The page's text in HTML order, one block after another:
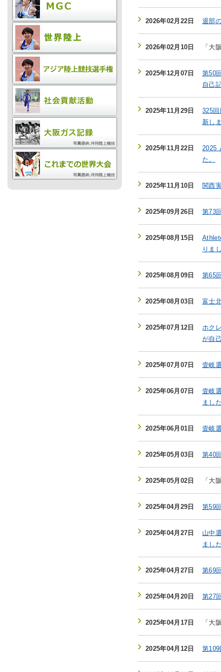
業務
2026年02月22日 退部
2026年02月10日 「大
2025年12月07日
第50
自己
2025年11月29日
325
新し
2025年11月22日
2025
た。
2025年11月10日 関西
2025年09月26日 第73
2025年08月15日
りま
2025年08月09日 第65
2025年08月03日 富士
2025年07月12日
ホク
が自
2025年07月07日 壹岐
2025年06月07日
壹岐
まし
2025年06月01日 壹岐
2025年05月03日 第40
2025年05月02日 「大
2025年04月29日 第59
2025年04月27日
山中
まし
2025年04月27日 第69
2025年04月20日 第27
2025年04月17日 「大
2025年04月12日 第